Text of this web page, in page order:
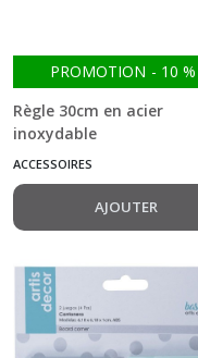
PROMOTION - 10 %
Règle 30cm en acier
inoxydable
antidérapante
ACCESSOIRES
AJOUTER